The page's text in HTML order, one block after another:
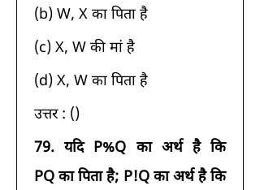
(b) W, X का पिता है
(c) X, W की मां है
(d) X, W का पिता है
उत्तर : ()
79. यदि P%Q का अर्थ है कि
PQ का पिता है; P!Q का अर्थ है कि